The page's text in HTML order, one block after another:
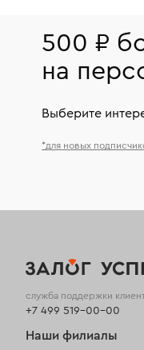
500 ₽
на
Выберите
*для новых
служба поддержки
+7 499 519-00-00
Наши филиалы